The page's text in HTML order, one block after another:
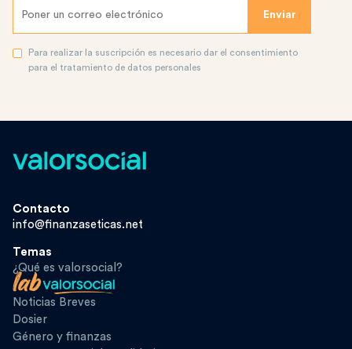
Para realizar la suscripción es necesario dar el consentimiento
para el tratamiento de datos personales
Contacto
info@finanzaseticas.net
Temas
¿Qué es valorsocial?
Noticias Breves
Dosier
Género y finanzas